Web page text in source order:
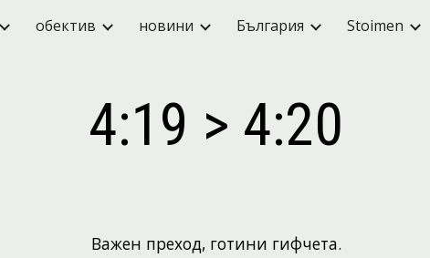
Skip to main content Skip to navigation
обектив новини България Stoimen
4:19 > 4:20
Важен преход, готини гифчета.